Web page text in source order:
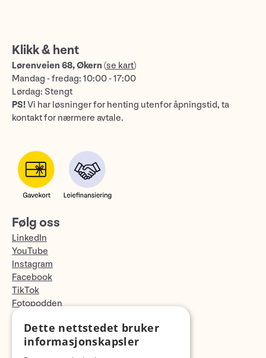
Klikk & hent
Lørenveien 68, Økern (se kart)
Mandag - fredag: 10:00 - 17:00
Lørdag: Stengt
PS!Vi har løsninger for henting utenfor åpningstid, ta
kontakt for nærmere avtale.
Følg oss
LinkedIn
YouTube
Instagram
Facebook
TikTok
Fotopodden
Med forbehold om skrive- og lagerfeil
Dette nettstedet bruker
informasjonskapsler